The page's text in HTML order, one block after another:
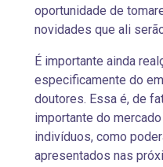
oportunidade de
novidades que ali
É importante ainda
especificamente do
doutores. Essa é, de
importante do
indivíduos, como
apresentados nas